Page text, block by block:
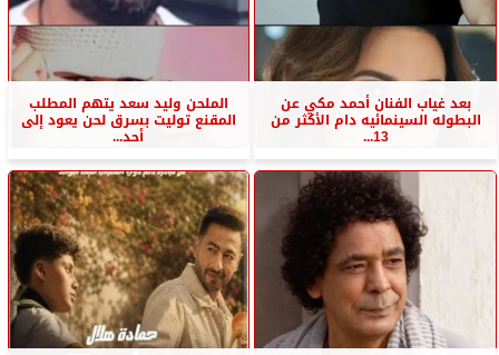
بعد غياب الفنان أحمد مكي عن
البطوله السينمائيه دام الأكثر من
13...
الملحن وليد سعد يتهم المطلب
المقنع توليت بسرق لحن يعود إلى
أحد...